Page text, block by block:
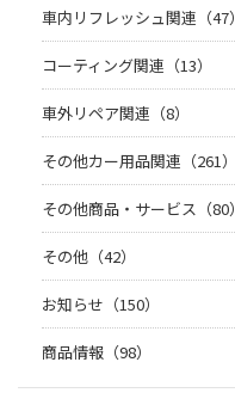
車内リフレッシュ関連（47）
コーティング関連（13）
車外リペア関連（8）
その他カー用品関連（261）
その他商品・サービス（80）
その他（42）
お知らせ（150）
商品情報（98）